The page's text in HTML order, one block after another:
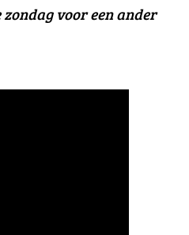
voor een ander